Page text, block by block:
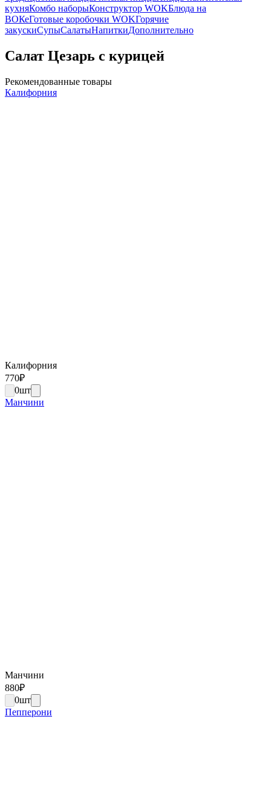
кухняКомбо наборыКонструктор WOKБлюда на
ВОКеГотовые коробочки WOKГорячие
закускиСупыСалатыНапиткиДополнительно
Салат Цезарь с курицей
Рекомендованные товары
Калифорния
Калифорния
770₽
0шт
Манчини
Манчини
880₽
0шт
Пепперони